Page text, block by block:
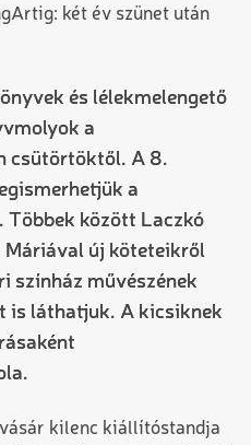
és lélekmelengető
a
csütörtöktől. A 8.
a
Többek között Laczkó
Máriával új köteteikről
színház művészének
is láthatjuk. A kicsiknek
kilenc kiállítóstandja